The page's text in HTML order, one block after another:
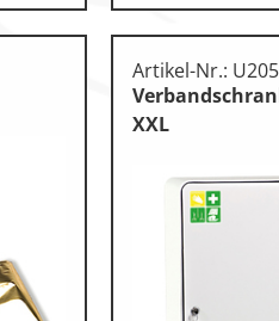
Artikel-Nr.:
XXL